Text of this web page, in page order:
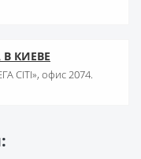
КИЕВЕ
СІТІ», офис 2074.